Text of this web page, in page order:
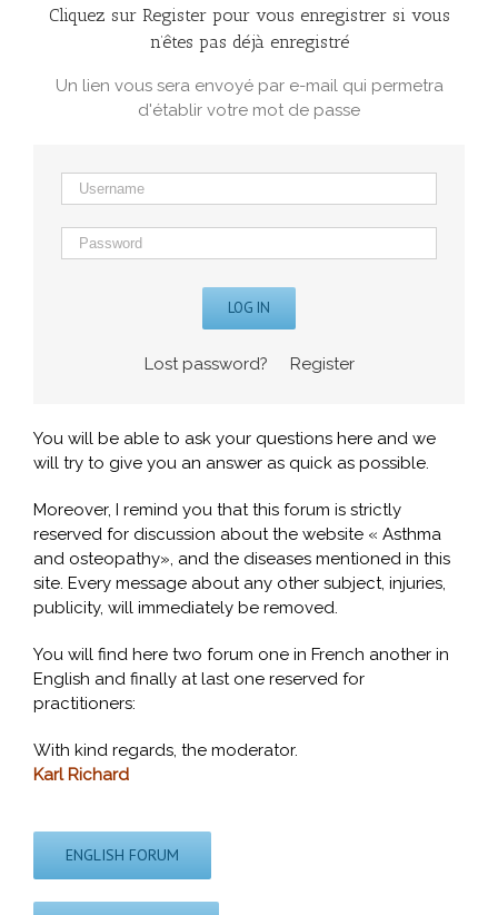
Cliquez sur Register pour vous enregistrer si vous
n’êtes pas déjà enregistré
Un lien vous sera envoyé par e-mail qui permetra
d'établir votre mot de passe
LOG IN
Lost password? Register
You will be able to ask your questions here and we
will try to give you an answer as quick as possible.
Moreover, I remind you that this forum is strictly
reserved for discussion about the website « Asthma
and osteopathy», and the diseases mentioned in this
site. Every message about any other subject, injuries,
publicity, will immediately be removed.
You will find here two forum one in French another in
English and finally at last one reserved for
practitioners:
With kind regards, the moderator.
Karl Richard
ENGLISH FORUM